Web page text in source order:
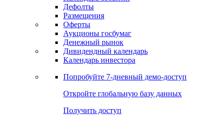
Получить доступ
Календарь
Календарь событий
Дефолты
Размещения
Оферты
Аукционы госбумаг
Денежный рынок
Дивидендный календарь
Календарь инвестора
Попробуйте7-дневный